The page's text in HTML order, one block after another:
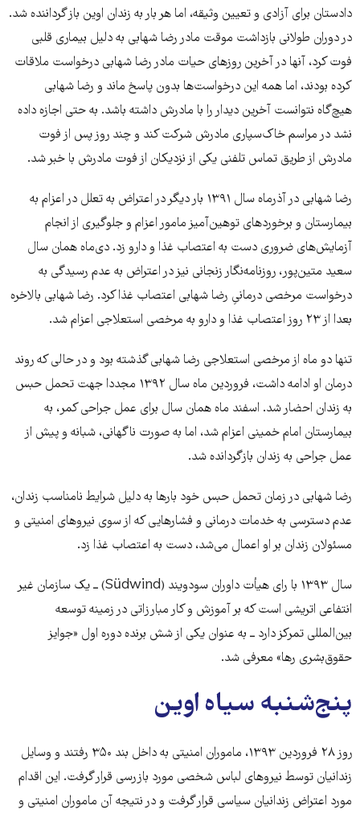
دادستان برای آزادی و تعیین وثیقه، اما هر بار به زندان اوین باز گرداننده شد.
در دوران طولانی بازداشت موقت مادر رضا شهابی به دلیل بیماری قلبی
فوت کرد، آنها در آخرین روزهای حیات مادر رضا شهابی درخواست ملاقات
کرده بودند، اما همه این درخواست‌ها بدون پاسخ ماند و رضا شهابی
هیچ‌گاه نتوانست آخرین دیدار را با مادرش داشته باشد. به حتی اجازه داده
نشد در مراسم خاک‌سپاری مادرش شرکت کند و چند روز پس از فوت
مادرش از طریق تماس تلفنی یکی از نزدیکان از فوت مادرش با خبر شد.
رضا شهابی در آذرماه سال ۱۳۹۱ بار دیگر در اعتراض به تعلل در اعزام به
بیمارستان و برخوردهای توهین‌آمیز مامور اعزام و جلوگیری از انجام
آزمایش‌های ضروری دست به اعتصاب غذا و دارو زد. دی‌ماه همان سال
سعید متین‌پور، روزنامه‌نگار زنجانی نیز در اعتراض به عدم رسیدگی به
درخواست مرخصی درمانیِ رضا شهابی اعتصاب غذا کرد. رضا شهابی بالاخره
بعدا از ۲۳ روز اعتصاب غذا و دارو به مرخصی استعلاجی اعزام شد.
تنها دو ماه از مرخصی استعلاجی رضا شهابی گذشته بود و در حالی که روند
درمان او ادامه داشت، فروردین ماه سال ۱۳۹۲ مجددا جهت تحمل حبس
به زندان احضار شد. اسفند ماه همان سال برای عمل جراحی کمر، به
بیمارستان امام خمینی اعزام شد، اما به صورت ناگهانی، شبانه و پیش از
عمل جراحی به زندان بازگردانده شد.
رضا شهابی در زمان تحمل حبس خود بارها به دلیل شرایط نامناسب زندان،
عدم دسترسی به خدمات درمانی و فشارهایی که از سوی نیروهای امنیتی و
مسئولان زندان بر او اعمال می‌شد، دست به اعتصاب غذا زد.
سال ۱۳۹۳ با رای هیأت داوران سودویند (Südwind) ــ یک سازمان غیر
انتفاعی اتریشی است که بر آموزش و کار مبارزاتی در زمینه توسعه
بین‌المللی تمرکز دارد ــ به عنوان يکى از شش برنده دوره اول «جوايز
حقوق‌بشرى رها» معرفى شد.
پنج‌شنبه سیاه اوین
روز ۲۸ فروردین ۱۳۹۳، ماموران امنیتی به داخل بند ۳۵۰ رفتند و وسایل
زندانیان توسط نیروهای لباس شخصی مورد بازرسی قرار گرفت. این اقدام
مورد اعتراض زندانیان سیاسی قرار گرفت و در نتیجه آن ماموران امنیتی و